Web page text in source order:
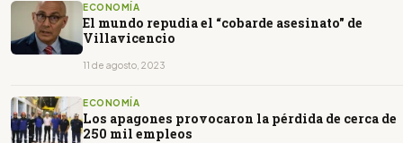
ECONOMÍA
El mundo repudia el “cobarde asesinato" de
Villavicencio
11 de agosto, 2023
ECONOMÍA
Los apagones provocaron la pérdida de cerca de
250 mil empleos